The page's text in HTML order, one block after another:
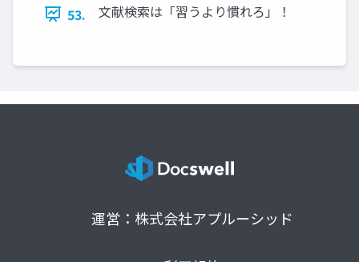
53. 文献検索は「習うより慣れろ」！
運営：株式会社アプルーシッド